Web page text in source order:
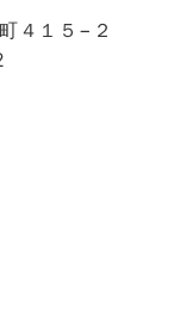
４１５−２